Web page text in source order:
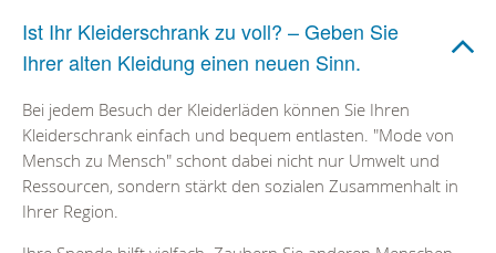
Ist Ihr Kleiderschrank zu voll? – Geben Sie
Ihrer alten Kleidung einen neuen Sinn.
Bei jedem Besuch der Kleiderläden können Sie Ihren
Kleiderschrank einfach und bequem entlasten. "Mode von
Mensch zu Mensch" schont dabei nicht nur Umwelt und
Ressourcen, sondern stärkt den sozialen Zusammenhalt in
Ihrer Region.